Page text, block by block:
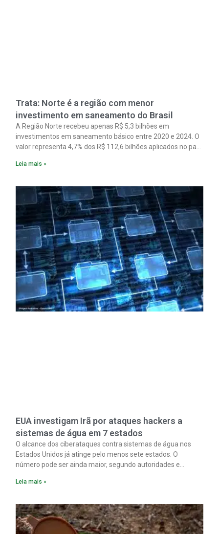
Trata: Norte é a região com menor
investimento em saneamento do Brasil
A Região Norte recebeu apenas R$ 5,3 bilhões em
investimentos em saneamento básico entre 2020 e 2024. O
valor representa 4,7% dos R$ 112,6 bilhões aplicados no país
Brasil em parceria com a GO Associados.
Leia mais »
EUA investigam Irã por ataques hackers a
sistemas de água em 7 estados
O alcance dos ciberataques contra sistemas de água nos
Estados Unidos já atinge pelo menos sete estados. O
número pode ser ainda maior, segundo autoridades e
para proteger o abastecimento de água do país contra uma
Leia mais »